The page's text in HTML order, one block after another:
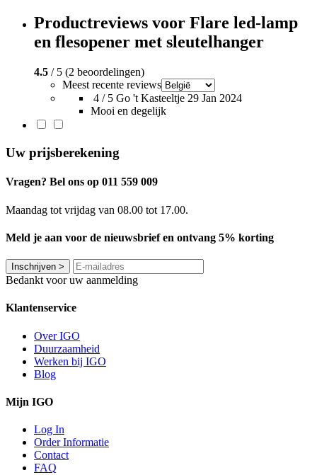
Productreviews voor Flare led-lamp
en flesopener met sleutelhanger
4.5 / 5 (2 beoordelingen)
Meest recente reviews
4 / 5 Go 't Kasteeltje 29 Jan 2024
Mooi en degelijk
Uw prijsberekening
Vragen? Bel ons op 011 559 009
Maandag tot vrijdag van 08.00 tot 17.00.
Meld je aan voor de nieuwsbrief en ontvang 5% korting
Inschrijven >
Bedankt voor uw aanmelding
Klantenservice
Over IGO
Duurzaamheid
Werken bij IGO
Blog
Mijn IGO
Log In
Order Informatie
Contact
FAQ